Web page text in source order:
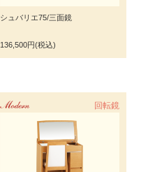
シュバリエ75/三面鏡
136,500円(税込)
回転鏡